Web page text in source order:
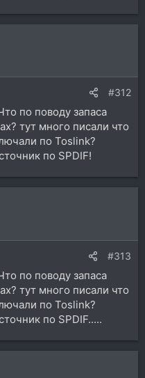
#312
по поводу запаса
тут много писали что
по Toslink?
по SPDIF!
#313
по поводу запаса
тут много писали что
по Toslink?
по SPDIF.....